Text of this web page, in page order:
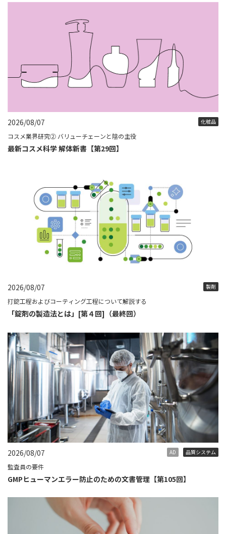
2026/08/07 化粧品
コスメ業界研究② バリューチェーンと陰の主役
最新コスメ科学 解体新書【第29回】
2026/08/07 製剤
打錠工程およびコーティング工程について解説する
「錠剤の製造法とは」[第４回]（最終回）
2026/08/07 AD 品質システム
監査員の要件
GMPヒューマンエラー防止のための文書管理【第105回】